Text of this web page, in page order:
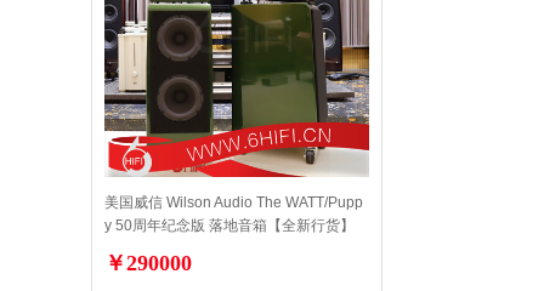
美国威信 Wilson Audio The WATT/Pupp
y 50周年纪念版 落地音箱【全新行货】
￥290000